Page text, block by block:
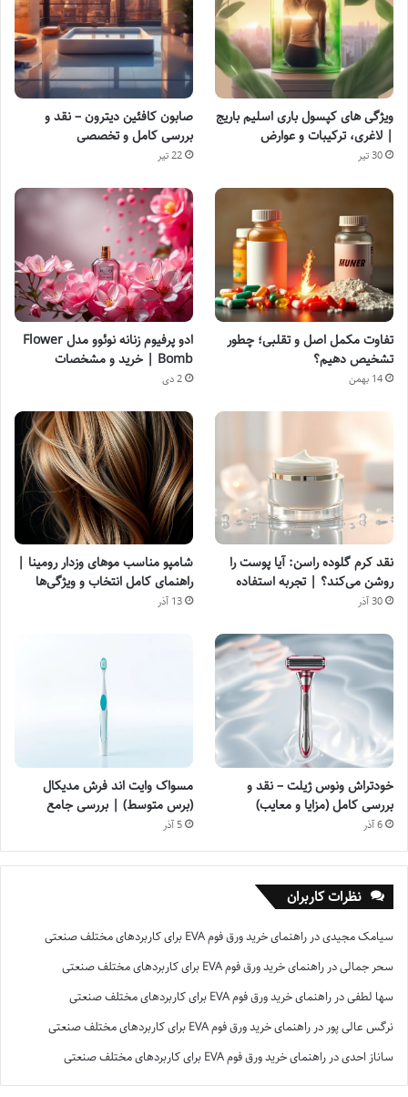
ویژگی های کپسول باری اسلیم باریج
| لاغری، ترکیبات و عوارض
30 تیر
صابون کافئین دیترون – نقد و
بررسی کامل و تخصصی
22 تیر
تفاوت مکمل اصل و تقلبی؛ چطور
تشخیص دهیم؟
14 بهمن
ادو پرفیوم زنانه نوئوو مدل Flower
Bomb | خرید و مشخصات
2 دی
نقد کرم گلوده راسن: آیا پوست را
روشن می‌کند؟ | تجربه استفاده
30 آذر
شامپو مناسب موهای وزدار رومینا |
راهنمای کامل انتخاب و ویژگی‌ها
13 آذر
خودتراش ونوس ژیلت – نقد و
بررسی کامل (مزایا و معایب)
6 آذر
مسواک وایت اند فرش مدیکال
(برس متوسط) | بررسی جامع
5 آذر
نظرات کاربران
سیامک مجیدیدر راهنمای خرید ورق فوم EVA برای کاربردهای مختلف صنعتی
سحر جمالیدر راهنمای خرید ورق فوم EVA برای کاربردهای مختلف صنعتی
سها لطفیدر راهنمای خرید ورق فوم EVA برای کاربردهای مختلف صنعتی
نرگس عالی پور در راهنمای خرید ورق فوم EVA برای کاربردهای مختلف صنعتی
ساناز احدیدر راهنمای خرید ورق فوم EVA برای کاربردهای مختلف صنعتی